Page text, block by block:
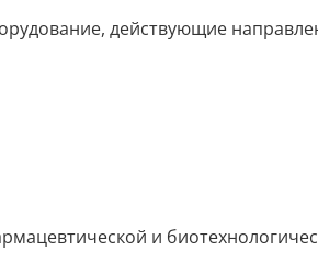
действующие
и